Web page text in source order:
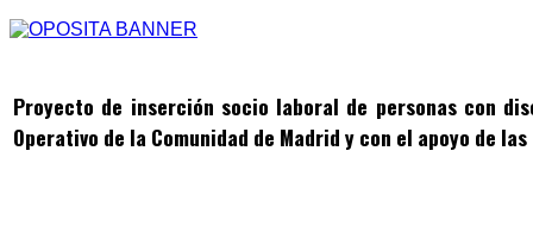
Proyecto de inserción socio laboral de personas con
Operativo de la Comunidad de Madrid y con el apoyo de